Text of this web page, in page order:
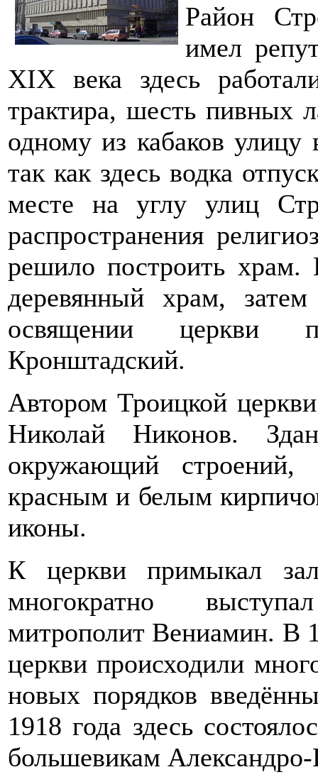
Район
имел
XIX века здесь
трактира, шесть пивных
одному из кабаков
так как здесь водка
месте на углу улиц
распространения
решило построить храм.
деревянный храм,
освящении церкви
Кронштадский.
Автором Троицкой
Николай Никонов.
окружающий
красным и белым
иконы.
К церкви примыкал
многократно
митрополит Вениамин. В
церкви происходили
новых порядков
1918 года здесь
большевикам